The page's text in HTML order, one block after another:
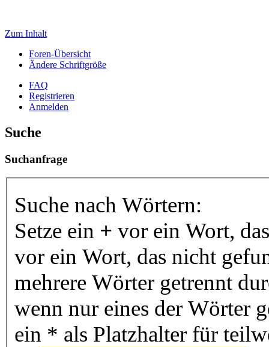
Zum Inhalt
Foren-Übersicht
Ändere Schriftgröße
FAQ
Registrieren
Anmelden
Suche
Suchanfrage
Suche nach Wörtern:
Setze ein + vor ein Wort,
vor ein Wort, das nicht
mehrere Wörter getrennt
wenn nur eines der Wörter
ein * als Platzhalter für